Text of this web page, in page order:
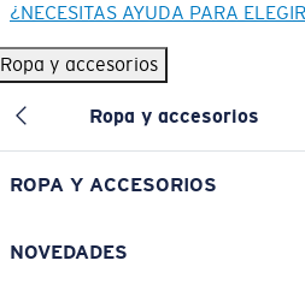
¿NECESITAS AYUDA PARA
Ropa y accesorios
Ropa y accesorios
ROPA Y ACCESORIOS
NOVEDADES